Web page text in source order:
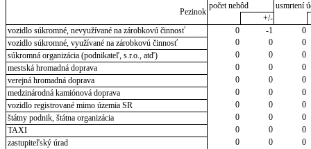
Pezinok
počet nehôd
usmrtení
+/-
vozidlo súkromné, nevyužívané na zárobkovú činnosť
0 -1
0
vozidlo súkromné, využívané na zárobkovú činnosť
0 0
0
súkromná organizácia (podnikateľ, s.r.o., atď)
0 0
0
mestská hromadná doprava
0 0
0
verejná hromadná doprava
0 0
0
medzinárodná kamiónová doprava
0 0
0
vozidlo registrované mimo územia SR
0 0
0
štátny podnik, štátna organizácia
0 0
0
TAXI
0 0
0
zastupiteľský úrad
0 0
0